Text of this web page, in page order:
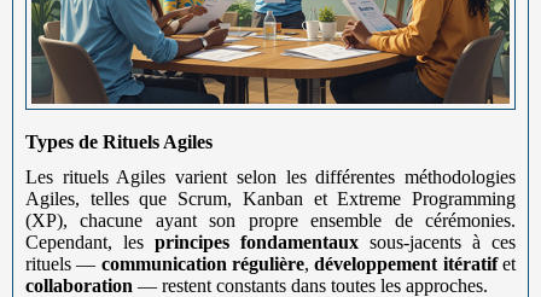
Types de Rituels Agiles
Les rituels Agiles varient selon les différentes méthodologies
Agiles, telles que Scrum, Kanban et Extreme Programming
(XP), chacune ayant son propre ensemble de cérémonies.
Cependant, les principes fondamentaux sous-jacents à ces
rituels — communication régulière,développement itératifet
collaboration — restent constants dans toutes les approches.